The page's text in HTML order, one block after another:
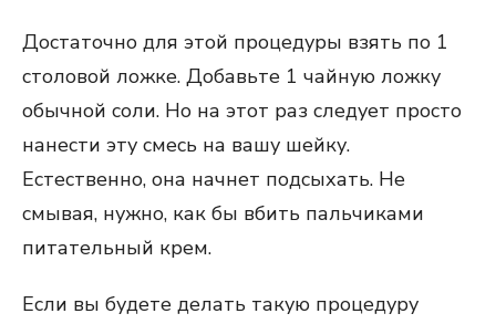
Достаточно для этой процедуры взять по 1
столовой ложке. Добавьте 1 чайную ложку
обычной соли. Но на этот раз следует просто
нанести эту смесь на вашу шейку.
Естественно, она начнет подсыхать. Не
смывая, нужно, как бы вбить пальчиками
питательный крем.
Если вы будете делать такую процедуру